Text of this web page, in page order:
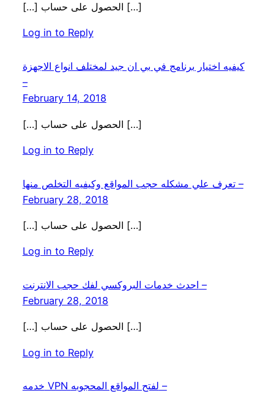
[…] الحصول على حساب […]
Log in to Reply
كيفيه اختيار برنامج في بي ان جيد لمختلف انواع الاجهزة
–
February 14, 2018
[…] الحصول على حساب […]
Log in to Reply
تعرف علي مشكله حجب المواقع وكيفيه التخلص منها –
February 28, 2018
[…] الحصول على حساب […]
Log in to Reply
احدث خدمات البروكسي لفك حجب الانترنت –
February 28, 2018
[…] الحصول على حساب […]
Log in to Reply
خدمه VPN لفتح المواقع المحجوبه –